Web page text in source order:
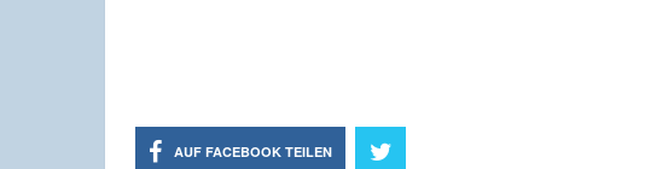
AUF FACEBOOK TEILEN